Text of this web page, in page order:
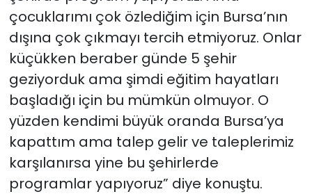
çocuklarımı çok özlediğim için Bursa’nın
dışına çok çıkmayı tercih etmiyoruz. Onlar
küçükken beraber günde 5 şehir
geziyorduk ama şimdi eğitim hayatları
başladığı için bu mümkün olmuyor. O
yüzden kendimi büyük oranda Bursa’ya
kapattım ama talep gelir ve taleplerimiz
karşılanırsa yine bu şehirlerde
programlar yapıyoruz” diye konuştu.